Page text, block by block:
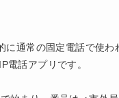
に通常の固定電話で使わ
電話アプリです。